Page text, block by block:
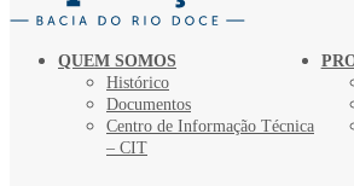
QUEM SOMOS
Histórico
Documentos
Centro de Informação Técnica
– CIT